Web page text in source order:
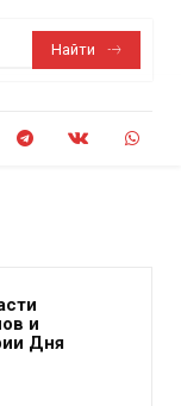
Найти
и
Дня